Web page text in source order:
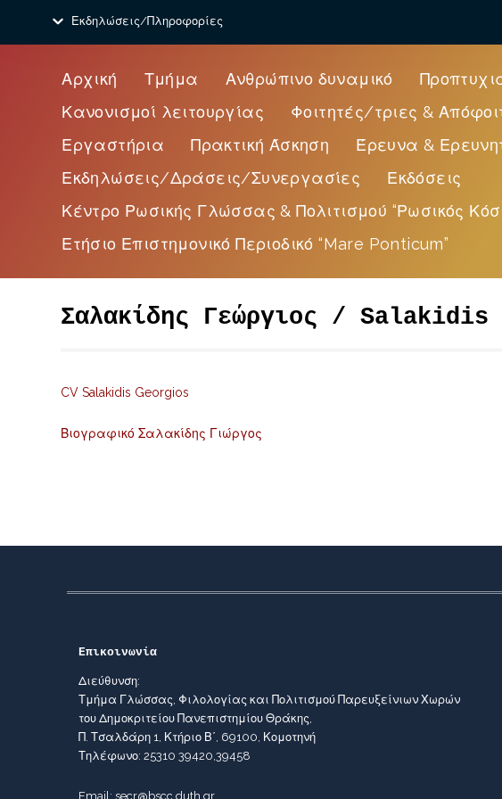
Εκδηλώσεις/Πληροφορίες
Αρχική Τμήμα Ανθρώπινο δυναμικό
Κανονισμοί λειτουργίας
Φοιτητές/τριες &
Εργαστήρια
Πρακτική Άσκηση
Έρευνα &
Εκδηλώσεις/Δράσεις/Συνεργασίες
Εκδόσεις
Κέντρο Ρωσικής Γλώσσας & Πολιτισμού “Ρωσικός
Ετήσιο Επιστημονικό Περιοδικό “Mare Ponticum”
Σαλακίδης Γεώργιος / Salakidis
CV Salakidis Georgios
Βιογραφικό Σαλακίδης Γιώργος
Επικοινωνία
Διεύθυνση:
Τμήμα Γλώσσας, Φιλολογίας και Πολιτισμού Παρευξείνιων Χωρών
του Δημοκριτείου Πανεπιστημίου Θράκης,
Π. Τσαλδάρη 1, Κτήριο Β΄, 69100, Κομοτηνή
Τηλέφωνο: 25310 39420,39458
Email: secr@bscc.duth.gr